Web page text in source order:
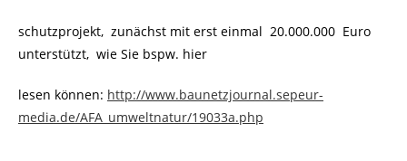
schutzprojekt, zunächst mit erst einmal 20.000.000 Euro
unterstützt, wie Sie bspw. hier
lesen können: http://www.baunetzjournal.sepeur-
media.de/AFA_umweltnatur/19033a.php